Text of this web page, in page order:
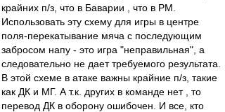
крайних п/з, что в Баварии , что в РМ.
Использовать эту схему для игры в центре
поля-перекатывание мяча с последующим
забросом напу - это игра "неправильная", а
следовательно не дает требуемого результата.
В этой схеме в атаке важны крайние п/з, такие
как ДК и МГ. А т.к. других в команде нет , то
перевод ДК в оборону ошибочен. И все, кто